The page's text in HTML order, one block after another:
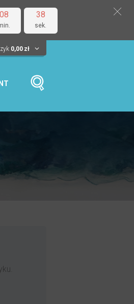
08 37
sek.
0,00 zł